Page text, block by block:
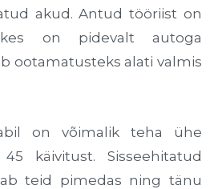
akud.Antud tööriist on
on pidevalt autoga
ootamatusteks alati valmis
on võimalik teha ühe
käivitust. Sisseehitatud
teid pimedas ning tänu